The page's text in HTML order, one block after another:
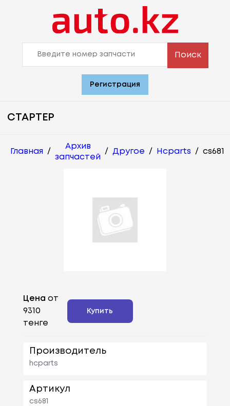
Поиск
Регистрация
СТАРТЕР
Главная /
Архив
запчастей
/ Другое / Hcparts / cs681
Цена от
9310
тенге
Купить
Производитель
hcparts
Артикул
cs681